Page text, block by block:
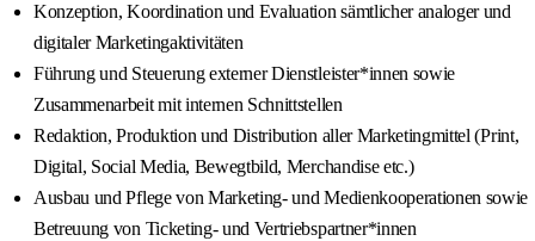
Konzeption, Koordination und Evaluation sämtlicher analoger und
digitaler Marketingaktivitäten
Führung und Steuerung externer Dienstleister*innen sowie
Zusammenarbeit mit internen Schnittstellen
Redaktion, Produktion und Distribution aller Marketingmittel (Print,
Digital, Social Media, Bewegtbild, Merchandise etc.)
Ausbau und Pflege von Marketing- und Medienkooperationen sowie
Betreuung von Ticketing- und Vertriebspartner*innen